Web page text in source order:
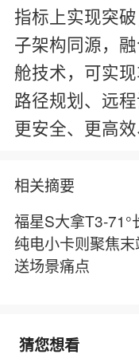
指标上实现突
子架构同源，
舱技术，可实
路径规划、远
更安全、更高效
相关摘要
福星S大拿T3-71°
纯电小卡则聚焦
送场景痛点
猜您想看